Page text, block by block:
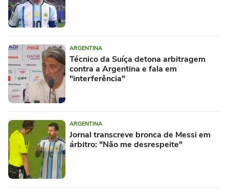
ARGENTINA
Técnico da Suíça detona arbitragem
contra a Argentina e fala em
"interferência"
ARGENTINA
Jornal transcreve bronca de Messi em
árbitro: "Não me desrespeite"